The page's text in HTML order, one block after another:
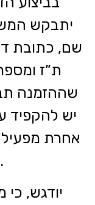
יתבקש
שם, כתובת
ת”ז
שההזמנה
יש להקפיד
אחרת
ביצוע ההזמנה.